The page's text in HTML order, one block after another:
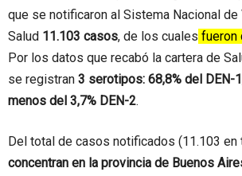
que se notificaron al Sistema Nacional de
Salud 11.103 casos, de los cuales fueron
Por los datos que recabó la cartera de
se registran 3 serotipos: 68,8% del DEN-
menos del 3,7% DEN-2.
Del total de casos notificados (11.103 en
concentran en la provincia de Buenos